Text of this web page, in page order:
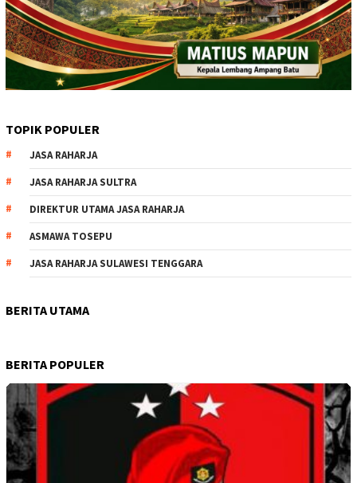
TOPIK POPULER
JASA RAHARJA
JASA RAHARJA SULTRA
DIREKTUR UTAMA JASA RAHARJA
ASMAWA TOSEPU
JASA RAHARJA SULAWESI TENGGARA
BERITA UTAMA
BERITA POPULER